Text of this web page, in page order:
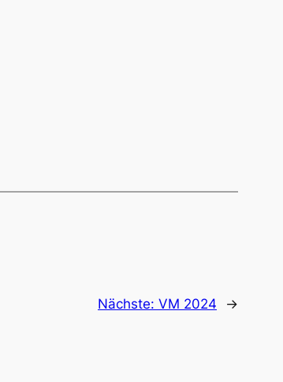
Nächste: VM 2024 →